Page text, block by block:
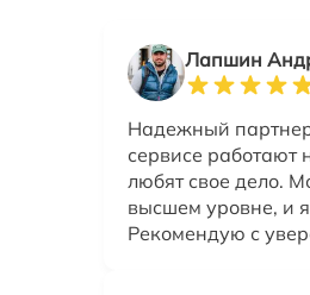
Лапшин
Надежный
сервисе работают
любят свое дело.
высшем уровне, и
Рекомендую с